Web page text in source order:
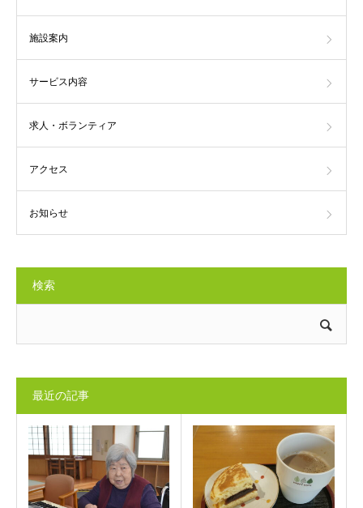
施設案内
サービス内容
求人・ボランティア
アクセス
お知らせ
検索
最近の記事